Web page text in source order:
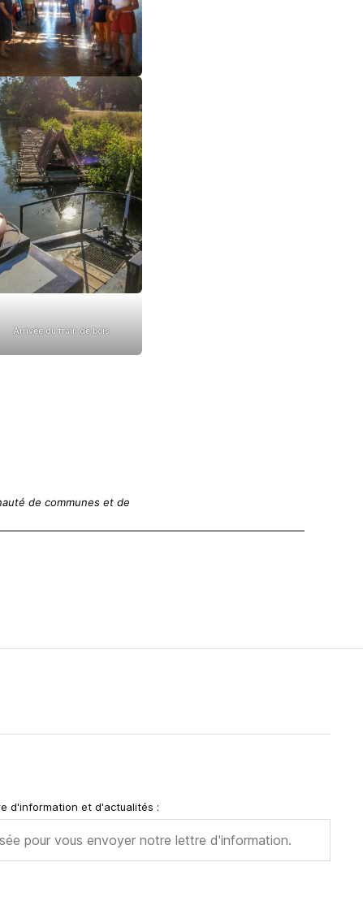
Arrivée du train de bois
de communes et de
d'information et d'actualités :